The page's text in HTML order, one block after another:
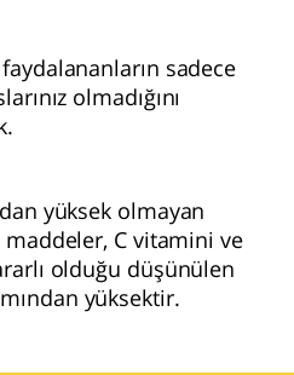
sadece
olmadığını
yüksek olmayan
C vitamini ve
olduğu düşünülen
yüksektir.